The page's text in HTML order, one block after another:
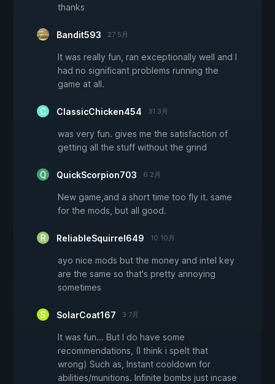
thanks
Bandit593 27 5月
It was really fun, ran exceptionally well and I
had no significant problems running the
game at all.
ClassicChicken454 31 3月
was very fun. gives me the satisfaction of
getting all the stuff without the grind
QuickScorpion703 6 2月
New game,and a short time too fly it. same
for the mods, but all good.
ReliableSquirrel649 10 10月
ayo nice mods but the money and intel key
are the same so that's pretty annoying
sometimes
SolarCoat167 3 7月
It was fun... But I do have some
recommendations, (I think i spelt that
wrong) Such as, Instant cooldown for
abilities/munitions. Infinite bombs just incase